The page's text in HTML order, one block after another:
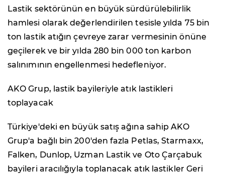
Lastik sektörünün en büyük sürdürülebilirlik
hamlesi olarak değerlendirilen tesisle yılda 75 bin
ton lastik atığın çevreye zarar vermesinin önüne
geçilerek ve bir yılda 280 bin 000 ton karbon
salınımının engellenmesi hedefleniyor.
AKO Grup, lastik bayileriyle atık lastikleri
toplayacak
Türkiye'deki en büyük satış ağına sahip AKO
Grup'a bağlı bin 200'den fazla Petlas, Starmaxx,
Falken, Dunlop, Uzman Lastik ve Oto Çarçabuk
bayileri aracılığıyla toplanacak atık lastikler Geri